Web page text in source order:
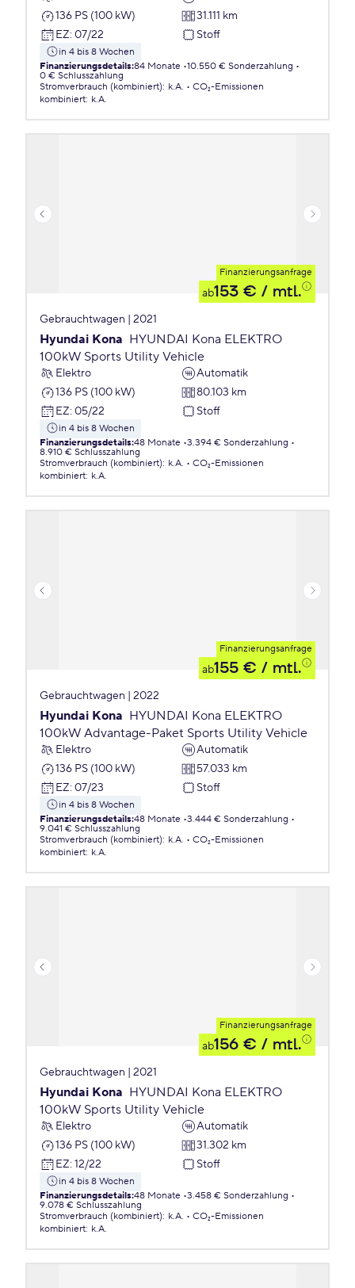
136 PS (100 kW)
31.111 km
EZ: 07/22 Stoff
in 4 bis 8 Wochen
Finanzierungsdetails:84 Monate 10.550 € Sonderzahlung
0 € Schlusszahlung
Stromverbrauch (kombiniert): k.A.
CO₂-Emissionen
kombiniert: k.A.
Finanzierungsanfrage
ab153 € / mtl.
Gebrauchtwagen | 2021
Hyundai Kona HYUNDAI Kona ELEKTRO
100kW Sports Utility Vehicle
Elektro
Automatik
136 PS (100 kW)
80.103 km
EZ: 05/22 Stoff
in 4 bis 8 Wochen
Finanzierungsdetails:48 Monate 3.394 € Sonderzahlung
8.910 € Schlusszahlung
Stromverbrauch (kombiniert): k.A.
CO₂-Emissionen
kombiniert: k.A.
Finanzierungsanfrage
ab155 € / mtl.
Gebrauchtwagen | 2022
Hyundai Kona HYUNDAI Kona ELEKTRO
100kW Advantage-Paket Sports Utility Vehicle
Elektro
Automatik
136 PS (100 kW)
57.033 km
EZ: 07/23 Stoff
in 4 bis 8 Wochen
Finanzierungsdetails:48 Monate 3.444 € Sonderzahlung
9.041 € Schlusszahlung
Stromverbrauch (kombiniert): k.A.
CO₂-Emissionen
kombiniert: k.A.
Finanzierungsanfrage
ab156 € / mtl.
Gebrauchtwagen | 2021
Hyundai Kona HYUNDAI Kona ELEKTRO
100kW Sports Utility Vehicle
Elektro
Automatik
136 PS (100 kW)
31.302 km
EZ: 12/22 Stoff
in 4 bis 8 Wochen
Finanzierungsdetails:48 Monate 3.458 € Sonderzahlung
9.078 € Schlusszahlung
Stromverbrauch (kombiniert): k.A.
CO₂-Emissionen
kombiniert: k.A.